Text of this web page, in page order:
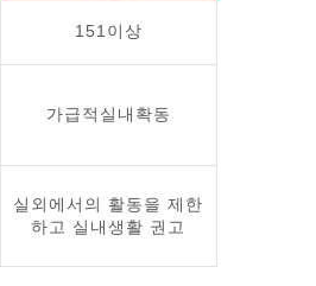
151이상
가급적실내확동
실외에서의 활동을 제한
하고 실내생활 권고